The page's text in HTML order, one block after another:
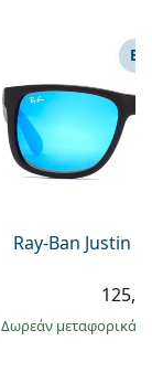
Ray-Ban Justin
Δωρεάν μεταφορικά